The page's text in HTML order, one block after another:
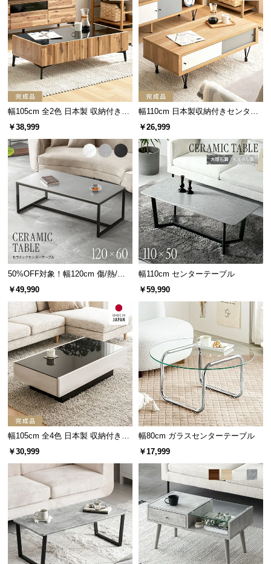
商
品
の
配
送
に
つ
い
て
中
型
商
品
の
配
に
つ
い
て
小
型
商
品
の
配
送
に
つ
い
て
置
サ
ー
職人の技が光る大川ブランド
伝統的な職人技を継承する大川ブランド製。匠の技
が光るモダンスタイルの家具を造りあげました。
大川家具とは
日本一の生産高を誇る家具ブラン
ド。400年以上の歴史があり、世界
的にも高い評価を得ています。
洗練された幾何学的模様のデザイン
幾何学的模様を表現した細い線のスチールフレーム
がスタイリッシュなモダンテーブルです。
幅105cm 全2色 日本製 収納付きセ
ンターテーブル TCT-008
￥38,999
幅110cm 日本製収納付きセンター
テーブル TCT-007
￥26,999
50%OFF対象！幅120cm 傷/熱/汚
れに強い セラミック製センターテ
ーブル 大理石/モルタル調 300℃耐
熱
￥49,990
幅110cm センターテーブル
￥59,990
幅105cm 全4色 日本製 収納付きセ
ンターテーブル
￥30,999
幅80cm ガラスセンターテーブル
￥17,999